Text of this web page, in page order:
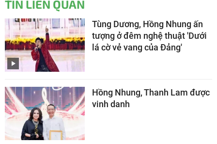
TIN LIÊN QUAN
Tùng Dương, Hồng Nhung ấn
tượng ở đêm nghệ thuật 'Dưới
lá cờ vẻ vang của Đảng'
Hồng Nhung, Thanh Lam được
vinh danh